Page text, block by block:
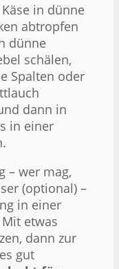
in dünne
abtropfen
dünne
schälen,
Spalten oder
dann in
in einer
– wer mag,
(optional) –
in einer
etwas
dann zur
gut